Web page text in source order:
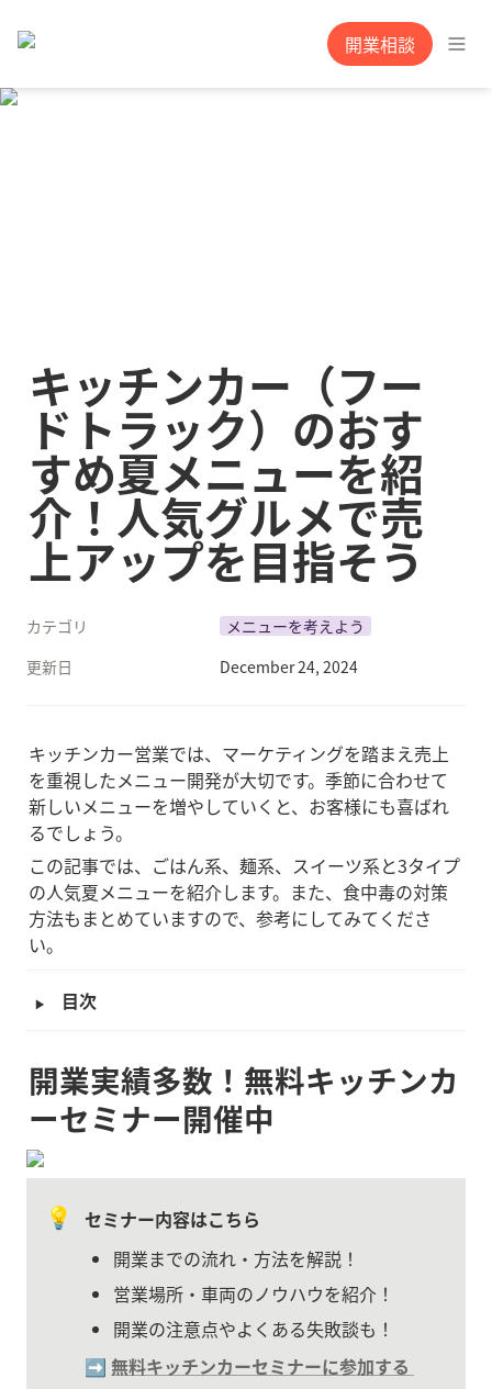
開業相談
キッチンカー（フー
ドトラック）のおす
すめ夏メニューを紹
介！人気グルメで売
上アップを目指そう
カテゴリ
メニューを考えよう
更新日
December 24, 2024
キッチンカー営業では、マーケティングを踏まえ売上
を重視したメニュー開発が大切です。季節に合わせて
新しいメニューを増やしていくと、お客様にも喜ばれ
るでしょう。
この記事では、ごはん系、麺系、スイーツ系と3タイプ
の人気夏メニューを紹介します。また、食中毒の対策
方法もまとめていますので、参考にしてみてくださ
い。
‣ 目次
開業実績多数！無料キッチンカ
ーセミナー開催中
💡
セミナー内容はこちら
開業までの流れ・方法を解説！
営業場所・車両のノウハウを紹介！
開業の注意点やよくある失敗談も！
➡️ 無料キッチンカーセミナーに参加する